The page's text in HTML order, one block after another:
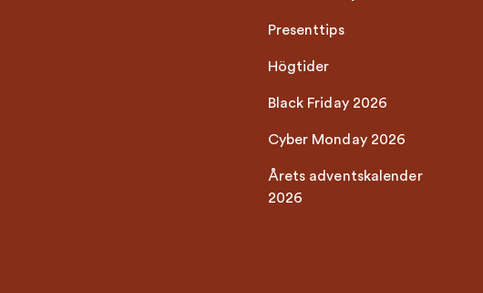
Presenttips
Högtider
Black Friday 2026
Cyber Monday 2026
Årets adventskalender
2026